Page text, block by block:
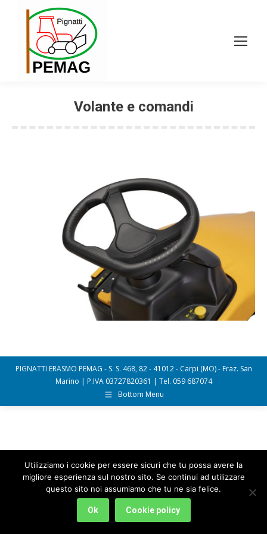
Volante e comandi
PIGNATTI ERASMO PEMAG - S. S. 468, 82 - 41012 - Carpi (MO) - Fraz. San
Marino | P.IVA 03727820361 | Tel. 059 687074
Bottom Menu
Utilizziamo i cookie per essere sicuri che tu possa avere la
migliore esperienza sul nostro sito. Se continui ad utilizzare
questo sito noi assumiamo che tu ne sia felice.
Ok Cookie policy